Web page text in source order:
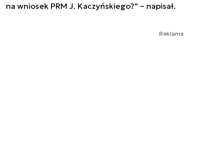
na wniosek PRM J. Kaczyńskiego?" – napisał.
Reklama